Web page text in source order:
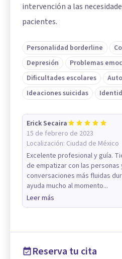
intervención a las
pacientes.
Personalidad borderline
Depresión
Problemas
Dificultades escolares
Ideaciones suicidas
Erick Secaira
15 de febrero de 2023
Localización: Ciudad de México
Excelente profesional y guía.
de empatizar con las personas
conversaciones más fluidas
ayuda mucho al momento...
Leer más
Reserva tu cita